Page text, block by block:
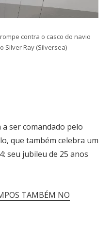
contra o casco do navio
Silver Ray (Silversea)
ser comandado pelo
que também celebra um
seu jubileu de 25 anos
TAMBÉM NO